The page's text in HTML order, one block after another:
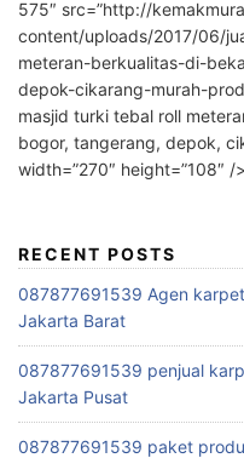
575″ src=”http://
content/uploads/2017/06/
meteran-berkualitas-di-
depok-cikarang-murah-
masjid turki tebal roll
bogor, tangerang, depok,
width=”270″ height=”108″ /
RECENT POSTS
087877691539 Agen
Jakarta Barat
087877691539 penjual
Jakarta Pusat
087877691539 paket